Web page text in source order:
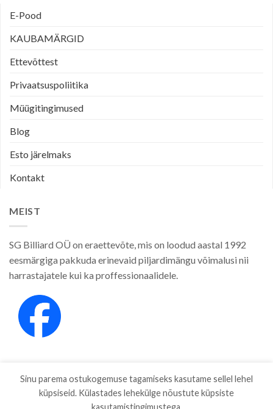
E-Pood
KAUBAMÄRGID
Ettevõttest
Privaatsuspoliitika
Müügitingimused
Blog
Esto järelmaks
Kontakt
MEIST
SG Billiard OÜ on eraettevõte, mis on loodud aastal 1992
eesmärgiga pakkuda erinevaid piljardimängu võimalusi nii
harrastajatele kui ka proffessionaalidele.
Sinu parema ostukogemuse tagamiseks kasutame sellel lehel
küpsiseid. Külastades lehekülge nõustute küpsiste
kasutamistingimustega.